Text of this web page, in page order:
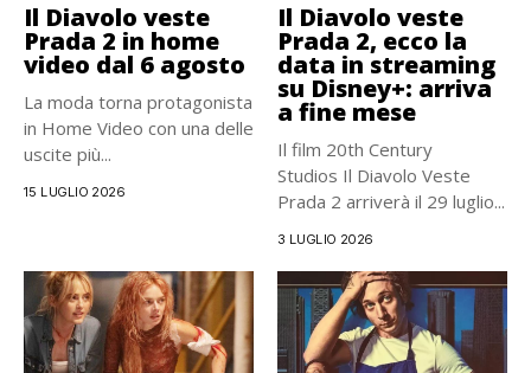
Il Diavolo veste
Prada 2 in home
video dal 6 agosto
La moda torna protagonista
in Home Video con una delle
uscite più...
15 LUGLIO 2026
Il Diavolo veste
Prada 2, ecco la
data in streaming
su Disney+: arriva
a fine mese
Il film 20th Century
Studios Il Diavolo Veste
Prada 2 arriverà il 29 luglio...
3 LUGLIO 2026